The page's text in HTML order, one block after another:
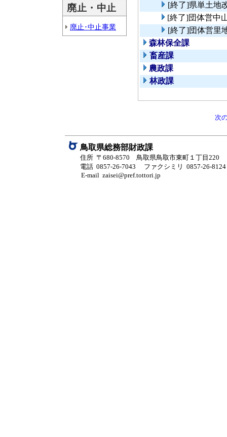
廃止・中止
廃止･中止事業
[終了]県単土地
[終了]団体営中
[終了]団体営里
森林保全課
畜産課
農政課
林政課
次
鳥取県総務部財政課
住所 〒680-8570 鳥取県鳥取市東町１丁目220
電話 0857-26-7043
ファクシミリ 0857-26-8124
E-mail zaisei@pref.tottori.jp